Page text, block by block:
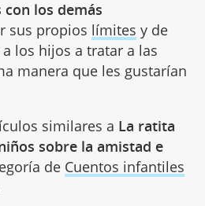
con los demás
sus propios límites y de
los hijos a tratar a las
manera que les gustarían
similares a La ratita
sobre la amistad e
de Cuentos infantiles